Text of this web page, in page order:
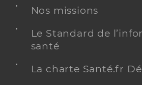
Nos missions
Le Standard de
santé
La charte Santé.fr